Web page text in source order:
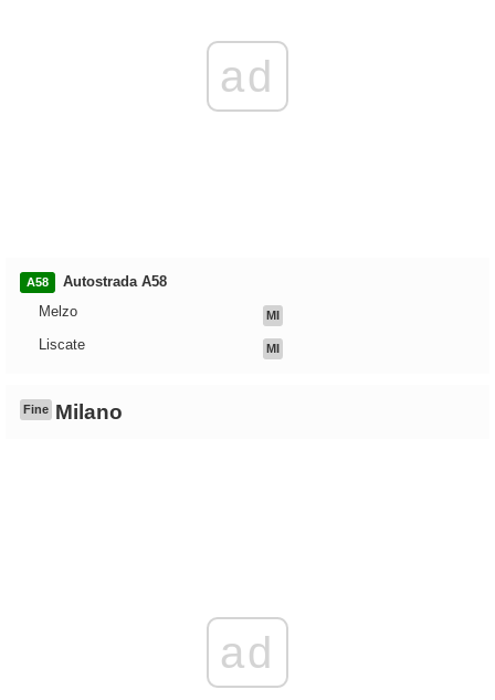
ad
A58
Autostrada A58
Melzo
MI
Liscate MI
Fine Milano
ad